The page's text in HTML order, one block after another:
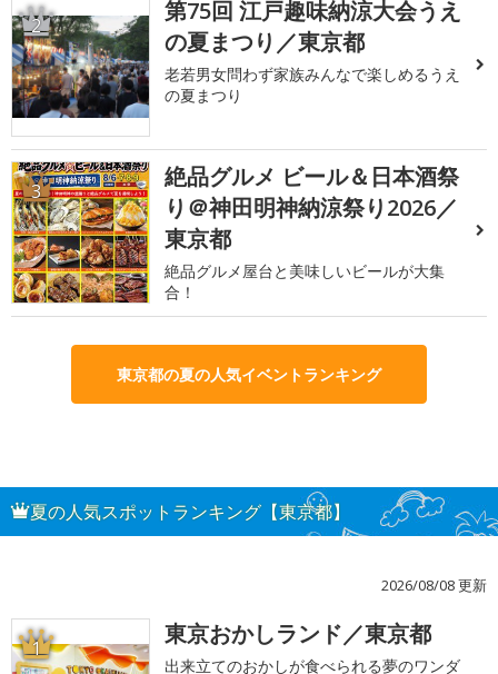
2
第75回 江戸趣味納涼大会うえ
の夏まつり／東京都
老若男女問わず家族みんなで楽しめるうえ
の夏まつり
3
絶品グルメ ビール＆日本酒祭
り＠神田明神納涼祭り2026／
東京都
絶品グルメ屋台と美味しいビールが大集
合！
東京都の夏の人気イベントランキング
夏の人気スポットランキング【東京都】
2026/08/08 更新
1 東京おかしランド／東京都
出来立てのおかしが食べられる夢のワンダ